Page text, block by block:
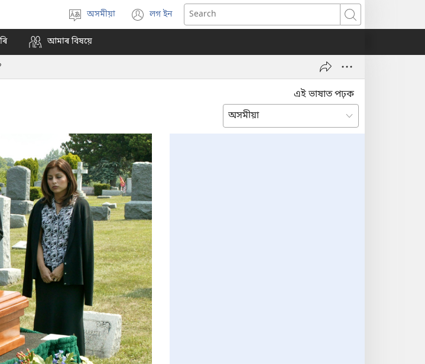
Select
language
অসমীয়া লগ ইন
(opens
new
Search
আমাৰ বিষয়ে
এই ভাষাত পঢ়ক